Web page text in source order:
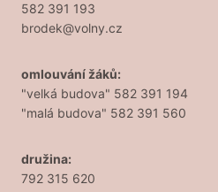
582 391 193
brodek@volny.cz
omlouvání žáků:
"velká budova" 582 391 194
"malá budova" 582 391 560
družina:
792 315 620